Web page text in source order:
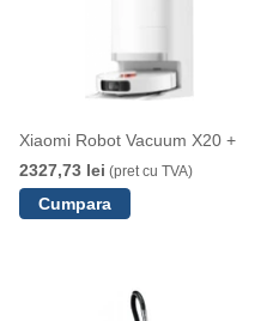
Xiaomi Robot Vacuum X20 +
2327,73 lei (pret cu TVA)